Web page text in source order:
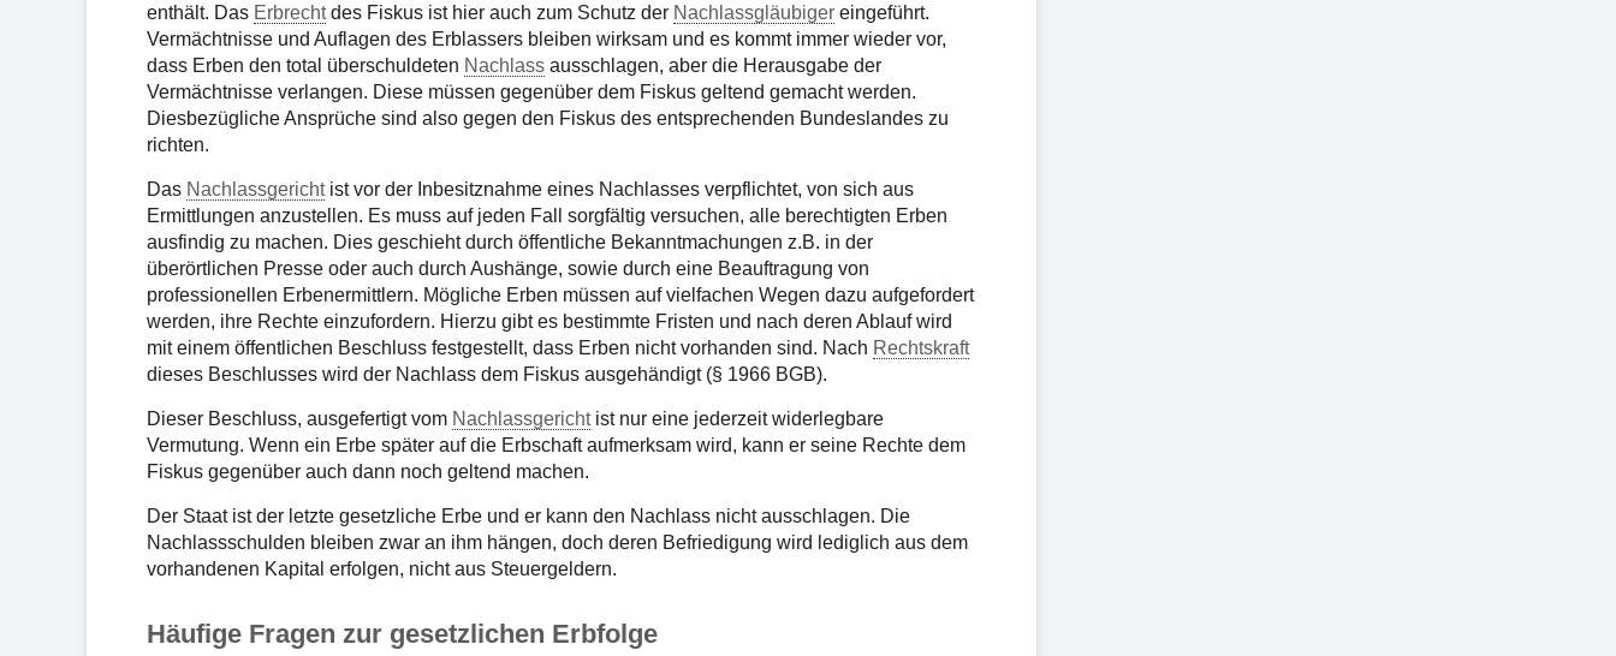
enthält. Das Erbrechtdes Fiskus ist hier auch zum Schutz der Nachlassgläubiger eingeführt.
Vermächtnisse und Auflagen des Erblassers bleiben wirksam und es kommt immer wieder vor,
dass Erben den total überschuldeten Nachlass ausschlagen, aber die Herausgabe der
Vermächtnisse verlangen. Diese müssen gegenüber dem Fiskus geltend gemacht werden.
Diesbezügliche Ansprüche sind also gegen den Fiskus des entsprechenden Bundeslandes zu
richten.
Das Nachlassgerichtist vor der Inbesitznahme eines Nachlasses verpflichtet, von sich aus
Ermittlungen anzustellen. Es muss auf jeden Fall sorgfältig versuchen, alle berechtigten Erben
ausfindig zu machen. Dies geschieht durch öffentliche Bekanntmachungen z.B. in der
überörtlichen Presse oder auch durch Aushänge, sowie durch eine Beauftragung von
professionellen Erbenermittlern. Mögliche Erben müssen auf vielfachen Wegen dazu aufgefordert
werden, ihre Rechte einzufordern. Hierzu gibt es bestimmte Fristen und nach deren Ablauf wird
mit einem öffentlichen Beschluss festgestellt, dass Erben nicht vorhanden sind. Nach Rechtskraft
dieses Beschlusses wird der Nachlass dem Fiskus ausgehändigt (§ 1966 BGB).
Dieser Beschluss, ausgefertigt vom Nachlassgerichtist nur eine jederzeit widerlegbare
Vermutung. Wenn ein Erbe später auf die Erbschaft aufmerksam wird, kann er seine Rechte dem
Fiskus gegenüber auch dann noch geltend machen.
Der Staat ist der letzte gesetzliche Erbe und er kann den Nachlass nicht ausschlagen. Die
Nachlassschulden bleiben zwar an ihm hängen, doch deren Befriedigung wird lediglich aus dem
vorhandenen Kapital erfolgen, nicht aus Steuergeldern.
Häufige Fragen zur gesetzlichen Erbfolge